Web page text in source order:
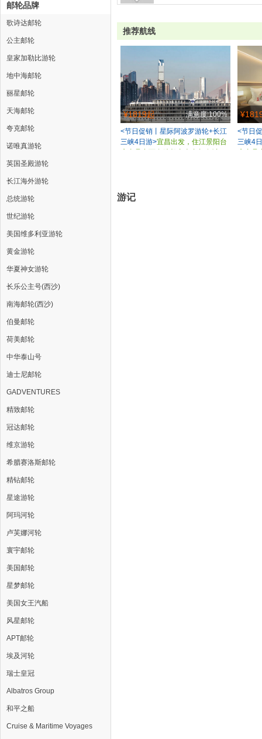
邮轮品牌
歌诗达邮轮
公主邮轮
皇家加勒比游轮
地中海邮轮
丽星邮轮
天海邮轮
夸克邮轮
诺唯真游轮
英国圣殿游轮
长江海外游轮
总统游轮
世纪游轮
美国维多利亚游轮
黄金游轮
华夏神女游轮
长乐公主号(西沙)
南海邮轮(西沙)
伯曼邮轮
荷美邮轮
中华泰山号
迪士尼邮轮
GADVENTURES
精致邮轮
冠达邮轮
维京游轮
希腊赛洛斯邮轮
精钻邮轮
星途游轮
阿玛河轮
卢芙娜河轮
寰宇邮轮
美国邮轮
星梦邮轮
美国女王汽船
风星邮轮
APT邮轮
埃及河轮
瑞士皇冠
Albatros Group
和平之船
Cruise & Maritime Voyages
推荐航线
¥1819起 满意度:100%
<节日促销丨星际阿波罗游轮+长江
三峡4日游>宜昌出发，住江景阳台
<节日
三峡4
游记